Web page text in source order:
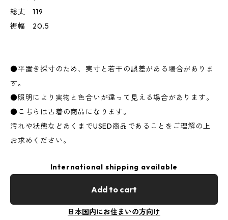
総丈 119
裾幅 20.5
●平置き採寸のため、実寸と若干の誤差がある場合がありま
す。
●照明により実物と色合いが違って見える場合があります。
●こちらは古着の商品になります。
汚れや状態などあくまでUSED商品であることをご理解の上
お求めください。
International shipping available
Add to cart
日本国内にお住まいの方向け